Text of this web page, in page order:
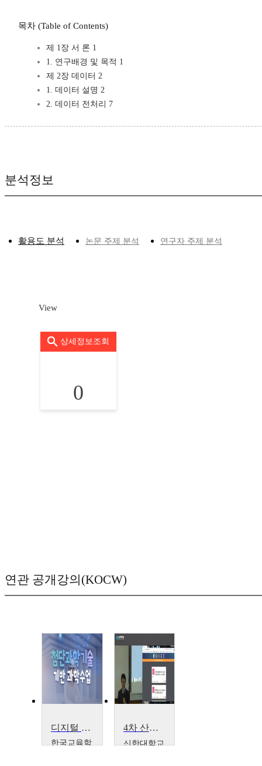
목차 (Table of Contents)
제 1장 서 론 1
1. 연구배경 및 목적 1
제 2장 데이터 2
1. 데이터 설명 2
2. 데이터 전처리 7
분석정보
활용도 분석 논문 주제 분석 연구자 주제 분석
View
상세정보조회
0
연관 공개강의(KOCW)
디지털 탐구역량을 키우는 첨단과학기술 기반 신나는 과학 수업 만들기
한국교육학
4차 산업혁명 시대의 주도적 기술 이해와 3D 프린팅-경기꿈의대학 강의편
신한대학교